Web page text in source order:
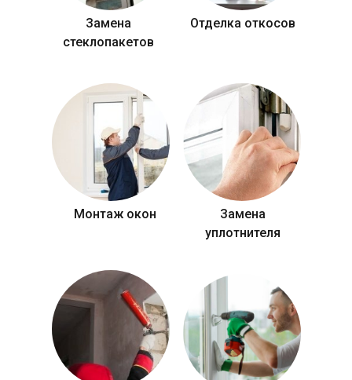
Замена
стеклопакетов
Отделка откосов
Монтаж окон
Замена
уплотнителя